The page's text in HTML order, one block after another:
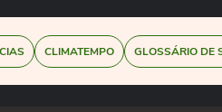
CLIMATEMPO GLOSSÁRIO DE